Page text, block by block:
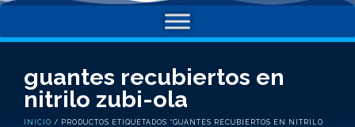
guantes recubiertos en
nitrilo zubi-ola
INICIO / PRODUCTOS ETIQUETADOS “GUANTES RECUBIERTOS EN NITRILO